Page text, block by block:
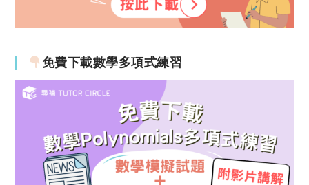
免費下載數學多項式練習